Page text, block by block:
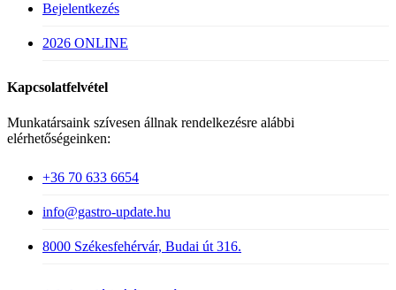
Bejelentkezés
2026 ONLINE
Kapcsolatfelvétel
Munkatársaink szívesen állnak rendelkezésre alábbi
elérhetőségeinken:
+36 70 633 6654
info@gastro-update.hu
8000 Székesfehérvár, Budai út 316.